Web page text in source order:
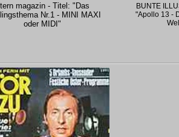
magazin - Titel: "Das
Nr.1 - MINI MAXI
oder MIDI"
BUNTE
"Apollo 13 -